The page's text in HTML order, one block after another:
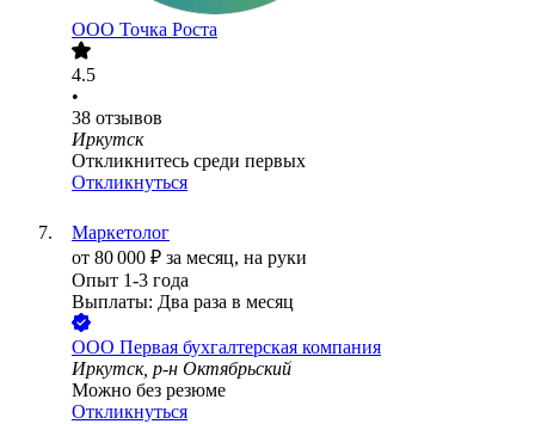
ООО Точка Роста
4.5
•
38 отзывов
Иркутск
Откликнитесь среди первых
Откликнуться
Маркетолог
от 80 000 ₽ за месяц, на руки
Опыт 1-3 года
Выплаты: Два раза в месяц
ООО Первая бухгалтерская компания
Иркутск, р-н Октябрьский
Можно без резюме
Откликнуться